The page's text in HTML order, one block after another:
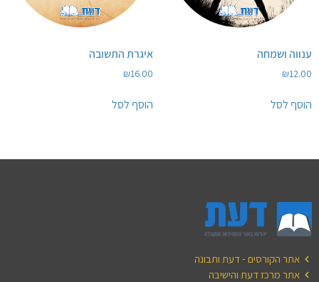
ענווה ושמחה
₪12.00
הוסף לסל
איגרת התשובה
₪16.00
הוסף לסל
אתר הקורסים - דעת ותבונה
אתר מרכז דעת והישיבה